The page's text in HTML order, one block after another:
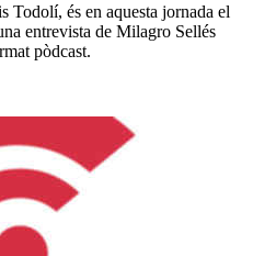
Todolí, és en aquesta jornada el
entrevista de Milagro Sellés
pòdcast.